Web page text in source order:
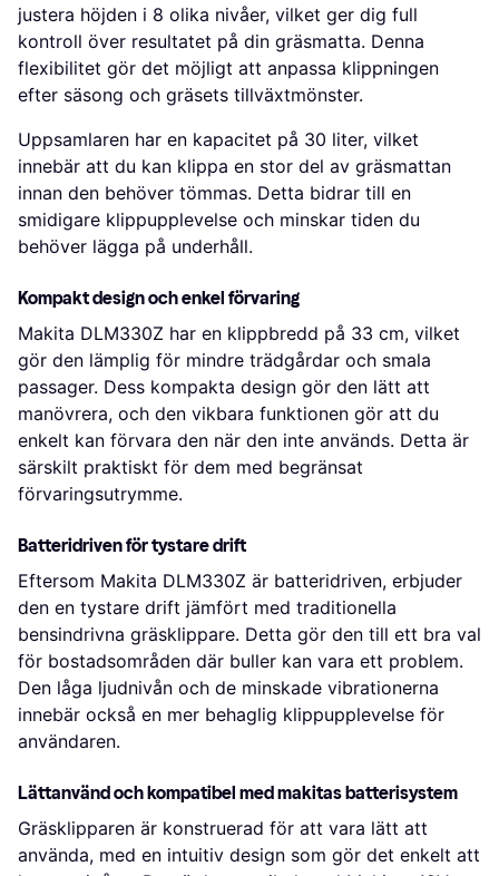
justera höjden i 8 olika nivåer, vilket ger dig full
kontroll över resultatet på din gräsmatta. Denna
flexibilitet gör det möjligt att anpassa klippningen
efter säsong och gräsets tillväxtmönster.
Uppsamlaren har en kapacitet på 30 liter, vilket
innebär att du kan klippa en stor del av gräsmattan
innan den behöver tömmas. Detta bidrar till en
smidigare klippupplevelse och minskar tiden du
behöver lägga på underhåll.
Kompakt design och enkel förvaring
Makita DLM330Z har en klippbredd på 33 cm, vilket
gör den lämplig för mindre trädgårdar och smala
passager. Dess kompakta design gör den lätt att
manövrera, och den vikbara funktionen gör att du
enkelt kan förvara den när den inte används. Detta är
särskilt praktiskt för dem med begränsat
förvaringsutrymme.
Batteridriven för tystare drift
Eftersom Makita DLM330Z är batteridriven, erbjuder
den en tystare drift jämfört med traditionella
bensindrivna gräsklippare. Detta gör den till ett bra val
för bostadsområden där buller kan vara ett problem.
Den låga ljudnivån och de minskade vibrationerna
innebär också en mer behaglig klippupplevelse för
användaren.
Lättanvänd och kompatibel med makitas batterisystem
Gräsklipparen är konstruerad för att vara lätt att
använda, med en intuitiv design som gör det enkelt att